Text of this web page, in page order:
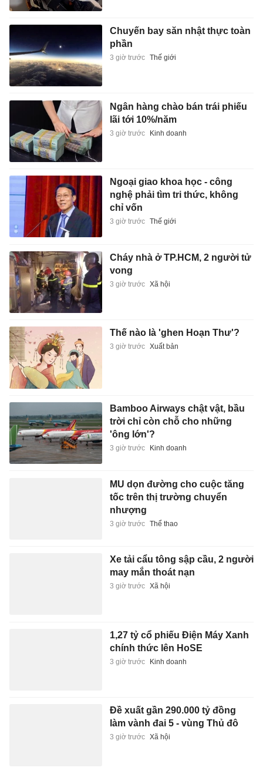
Chuyến bay săn nhật thực toàn
phần
3 giờ trước Thế giới
Ngân hàng chào bán trái phiếu
lãi tới 10%/năm
3 giờ trước Kinh doanh
Ngoại giao khoa học - công
nghệ phải tìm tri thức, không
chỉ vốn
3 giờ trước Thế giới
Cháy nhà ở TP.HCM, 2 người tử
vong
3 giờ trước Xã hội
Thế nào là 'ghen Hoạn Thư'?
3 giờ trước Xuất bản
Bamboo Airways chật vật, bầu
trời chỉ còn chỗ cho những
'ông lớn'?
3 giờ trước Kinh doanh
MU dọn đường cho cuộc tăng
tốc trên thị trường chuyển
nhượng
3 giờ trước Thể thao
Xe tải cẩu tông sập cầu, 2 người
may mắn thoát nạn
3 giờ trước Xã hội
1,27 tỷ cổ phiếu Điện Máy Xanh
chính thức lên HoSE
3 giờ trước Kinh doanh
Đề xuất gần 290.000 tỷ đồng
làm vành đai 5 - vùng Thủ đô
3 giờ trước Xã hội